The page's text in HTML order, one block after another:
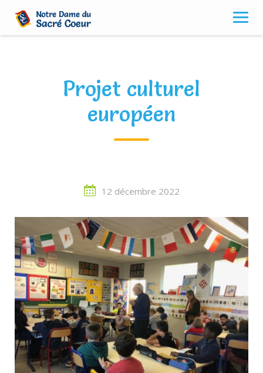
content
Projet culturel
européen
12 décembre 2022